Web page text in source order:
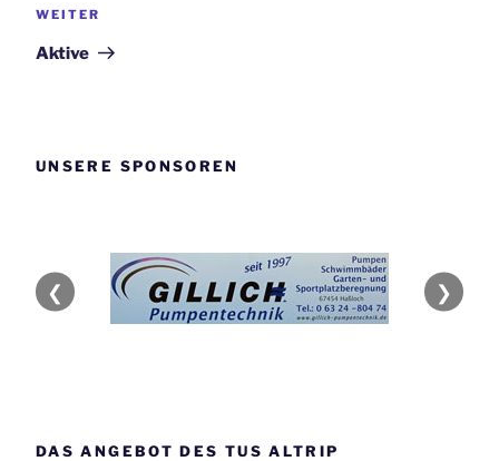
Nächster
WEITER
Aktive
UNSERE SPONSOREN
❮ ❯
DAS ANGEBOT DES TUS ALTRIP